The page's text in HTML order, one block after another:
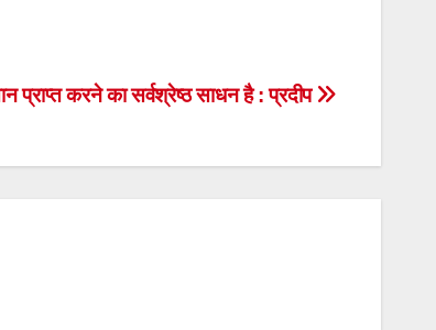
प्राप्त करने का सर्वश्रेष्ठ साधन है : प्रदीप